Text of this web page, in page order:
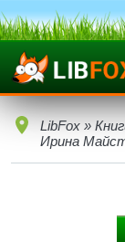
LibFox »
Ирина